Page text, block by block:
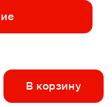
В корзину